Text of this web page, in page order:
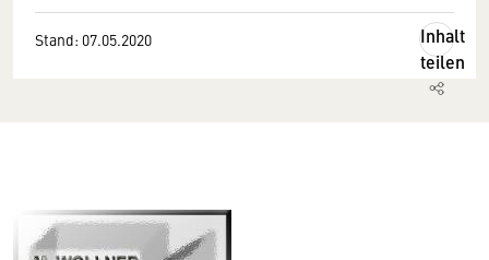
Stand: 07.05.2020
Inhalt
teilen